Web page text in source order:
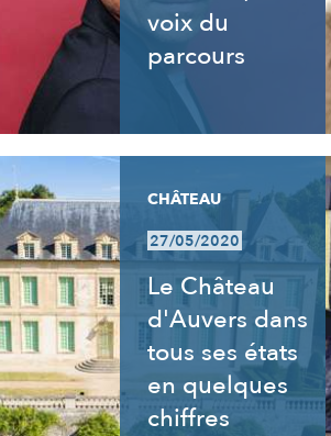
voix du
parcours
CHÂTEAU
27/05/2020
Le Château
d'Auvers dans
tous ses états
en quelques
chiffres